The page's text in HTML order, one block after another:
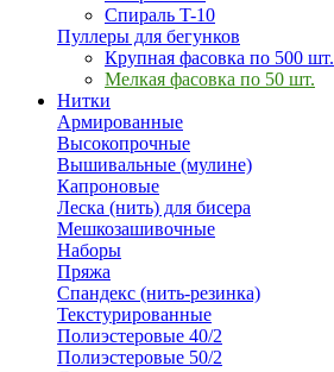
Спираль T-10
Пуллеры для бегунков
Крупная фасовка по 500 шт.
Мелкая фасовка по 50 шт.
Нитки
Армированные
Высокопрочные
Вышивальные (мулине)
Капроновые
Леска (нить) для бисера
Мешкозашивочные
Наборы
Пряжа
Спандекс (нить-резинка)
Текстурированные
Полиэстеровые 40/2
Полиэстеровые 50/2